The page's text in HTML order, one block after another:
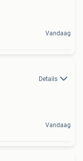
Vandaag
Details
Vandaag